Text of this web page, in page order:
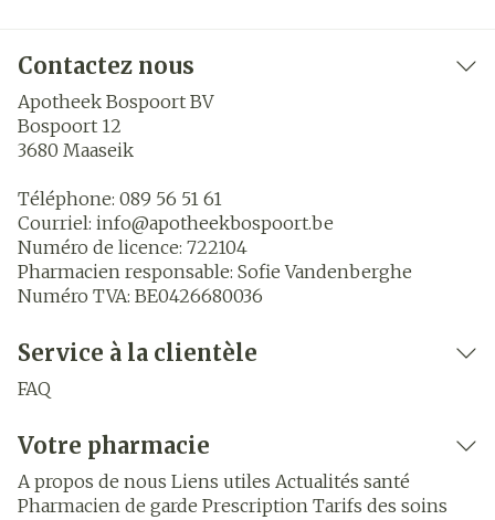
Contactez nous
Apotheek Bospoort BV
Bospoort 12
3680 Maaseik
Téléphone: 089 56 51 61
Courriel: info@apotheekbospoort.be
Numéro de licence: 722104
Pharmacien responsable: Sofie Vandenberghe
Numéro TVA: BE0426680036
Service à la clientèle
FAQ
Votre pharmacie
A propos de nous Liens utiles Actualités santé
Pharmacien de garde Prescription Tarifs des soins